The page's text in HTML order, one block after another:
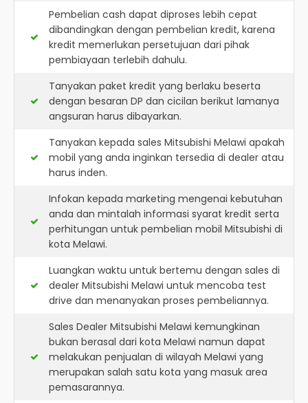
Pembelian cash dapat diproses lebih cepat
dibandingkan dengan pembelian kredit, karena
kredit memerlukan persetujuan dari pihak
pembiayaan terlebih dahulu.
Tanyakan paket kredit yang berlaku beserta
dengan besaran DP dan cicilan berikut lamanya
angsuran harus dibayarkan.
Tanyakan kepada sales Mitsubishi Melawi apakah
mobil yang anda inginkan tersedia di dealer atau
harus inden.
Infokan kepada marketing mengenai kebutuhan
anda dan mintalah informasi syarat kredit serta
perhitungan untuk pembelian mobil Mitsubishi di
kota Melawi.
Luangkan waktu untuk bertemu dengan sales di
dealer Mitsubishi Melawi untuk mencoba test
drive dan menanyakan proses pembeliannya.
Sales Dealer Mitsubishi Melawi kemungkinan
bukan berasal dari kota Melawi namun dapat
melakukan penjualan di wilayah Melawi yang
merupakan salah satu kota yang masuk area
pemasarannya.